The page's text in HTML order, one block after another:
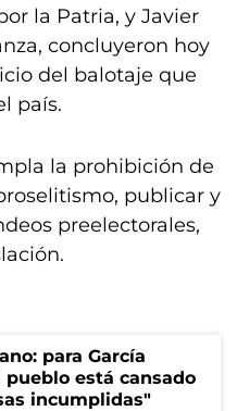
la Patria, y Javier
concluyeron hoy
del balotaje que
país.
la prohibición de
publicar y
preelectorales,
para García
pueblo está cansado
incumplidas"